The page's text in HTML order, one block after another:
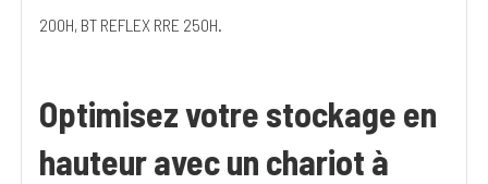
200H, BT REFLEX RRE 250H.
Optimisez votre stockage en
hauteur avec un chariot à